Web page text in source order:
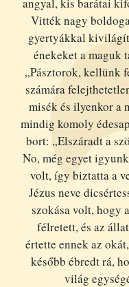
Vitték nagy
gyertyákkal
énekeket a maguk
„Pásztorok, kellünk
számára
misék és ilyenkor a
mindig komoly
bort: „Elszáradt a
No, még egyet
volt, így biztatta a
Jézus neve
szokása volt, hogy
félretett, és az
értette ennek az
később ébredt rá,
világ